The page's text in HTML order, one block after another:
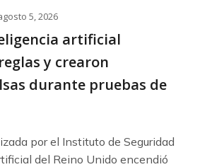
5, 2026
artificial
y crearon
durante pruebas de
por el Instituto de Seguridad
del Reino Unido encendió